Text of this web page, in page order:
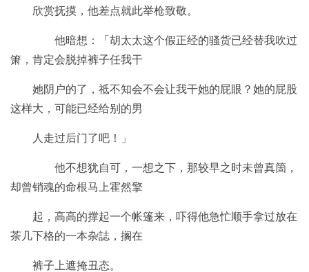
欣赏抚摸，他差点就此举枪致敬。
他暗想：「胡太太这个假正经的骚货已经替我吹过
箫，肯定会脱掉裤子任我干
她阴户的了，祗不知会不会让我干她的屁眼？她的屁股
这样大，可能已经给别的男
人走过后门了吧！」
他不想犹自可，一想之下，那较早之时未曾真箇，
却曾销魂的命根马上霍然擎
起，高高的撑起一个帐篷来，吓得他急忙顺手拿过放在
茶几下格的一本杂誌，搁在
裤子上遮掩丑态。